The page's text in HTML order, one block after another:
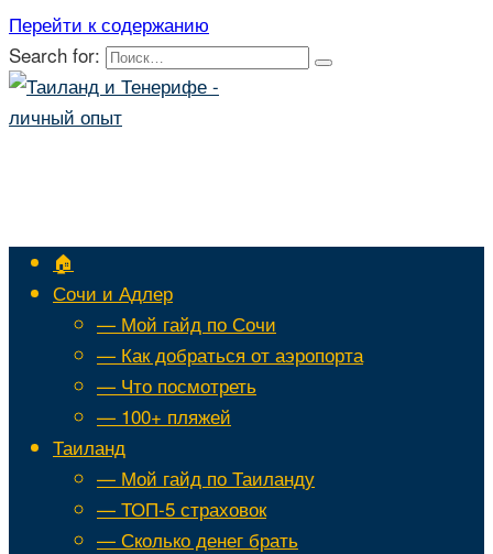
Перейти к содержанию
Search for:
🏠
Сочи и Адлер
— Мой гайд по Сочи
— Как добраться от аэропорта
— Что посмотреть
— 100+ пляжей
Таиланд
— Мой гайд по Таиланду
— ТОП-5 страховок
— Сколько денег брать